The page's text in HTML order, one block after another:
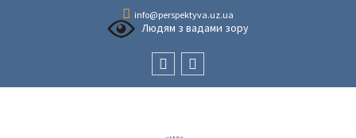
info@perspektyva.uz.ua
Людям з вадами зору